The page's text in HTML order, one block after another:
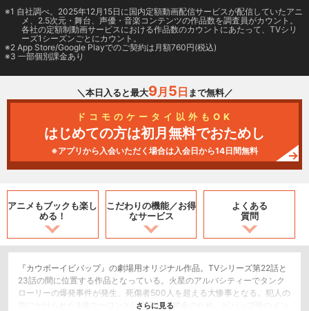
1 自社調べ。2025年12月15日に国内定額動画配信サービスが配信していたアニ
メ、2.5次元・舞台、声優・音楽コンテンツの作品数を調査員がカウント。
各社の定額制動画サービスにおける作品数のカウントにあたって、TVシリ
ーズ1シーズンごとにカウント。
2 App Store/Google Playでのご契約は月額760円(税込)
3 一部個別課金あり
＼本日入ると最大9月 5 日 まで無料／
ドコモのケータイ以外もOK
はじめての方は初月無料でおためし
※アプリから入会いただく場合は入会日から14日間無料
アニメもブックも楽し
める！
こだわりの機能／お得
なサービス
よくある
質問
『カウボーイビバップ』の劇場用オリジナル作品。TVシリーズ第22話と
23話の間に位置する作品となっている。火星のアルバシティーでタンク
ローリーの爆発事件が発生、死傷者500人を超える大惨事となる。犯人の
首にかけられた3億ウーロンという巨額の賞金のため、ビバップ号のメン
さらに見る